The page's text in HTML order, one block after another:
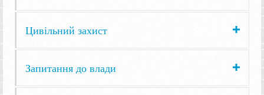
Цивільний захист
Запитання до влади